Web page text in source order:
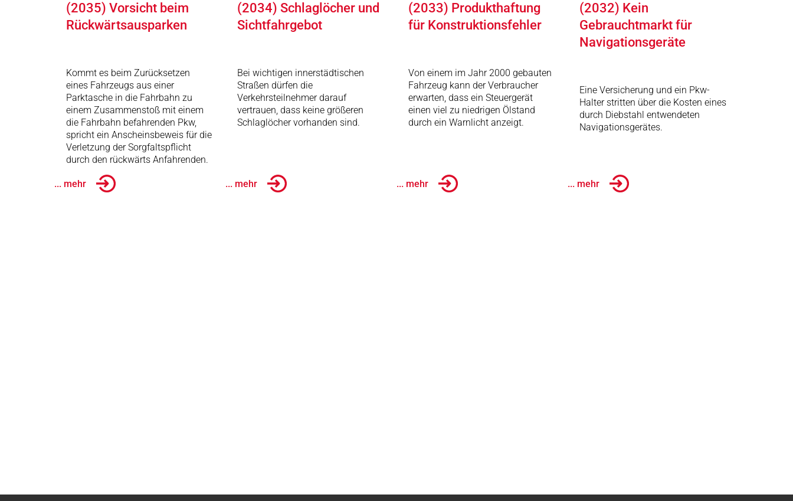
(2035) Vorsicht beim
Rückwärtsausparken
Kommt es beim Zurücksetzen
eines Fahrzeugs aus einer
Parktasche in die Fahrbahn zu
einem Zusammenstoß mit einem
die Fahrbahn befahrenden Pkw,
spricht ein Anscheinsbeweis für die
Verletzung der Sorgfaltspflicht
durch den rückwärts Anfahrenden.
... mehr
(2034) Schlaglöcher und
Sichtfahrgebot
Bei wichtigen innerstädtischen
Straßen dürfen die
Verkehrsteilnehmer darauf
vertrauen, dass keine größeren
Schlaglöcher vorhanden sind.
... mehr
(2033) Produkthaftung
für Konstruktionsfehler
Von einem im Jahr 2000 gebauten
Fahrzeug kann der Verbraucher
erwarten, dass ein Steuergerät
einen viel zu niedrigen Ölstand
durch ein Warnlicht anzeigt.
... mehr
(2032) Kein
Gebrauchtmarkt für
Navigationsgeräte
Eine Versicherung und ein Pkw-
Halter stritten über die Kosten eines
durch Diebstahl entwendeten
Navigationsgerätes.
... mehr